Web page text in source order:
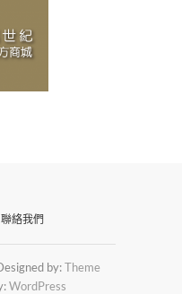
聯絡我們
by:Theme
WordPress